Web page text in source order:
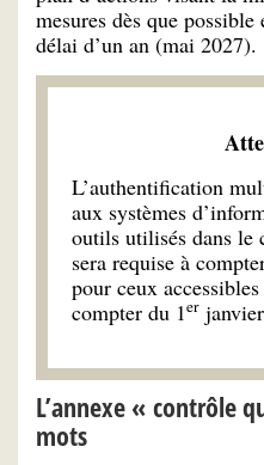
mesures dès que
délai d’un an (mai 2027).
L’authentification
aux systèmes
outils utilisés dans le
sera requise à
pour ceux
compter du 1er
L’annexe « contrôle
mots